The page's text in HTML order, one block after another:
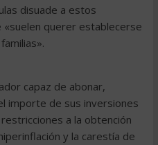
disuade a estos
«suelen querer establecerse
capaz de abonar,
importe de sus inversiones
a la obtención
y la carestía de